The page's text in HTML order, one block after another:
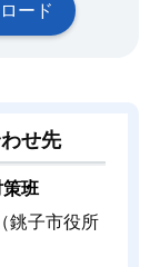
ード
せ先
班
銚子市役所